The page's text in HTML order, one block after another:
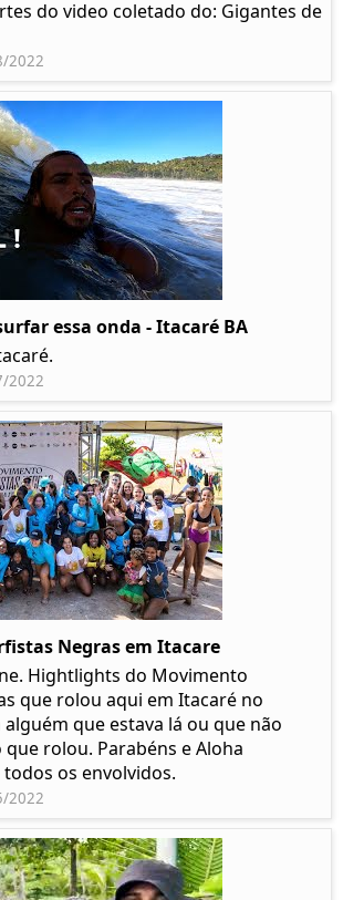
do video coletado do: Gigantes de
2022
essa onda - Itacaré BA
2022
Negras em Itacare
Hightlights do Movimento
que rolou aqui em Itacaré no
que estava lá ou que não
rolou. Parabéns e Aloha
os envolvidos.
2022